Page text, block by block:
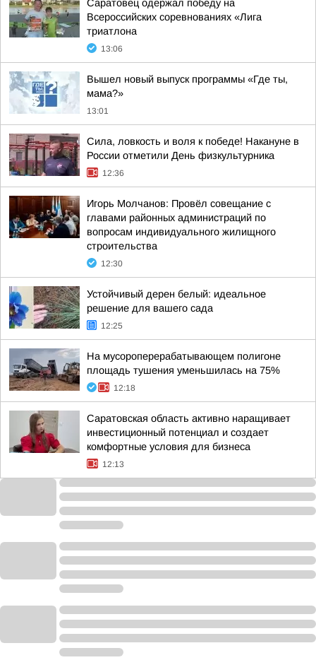
Саратовец одержал победу на
Всероссийских соревнованиях «Лига
триатлона
13:06
Вышел новый выпуск программы «Где ты,
мама?»
13:01
Сила, ловкость и воля к победе! Накануне в
России отметили День физкультурника
12:36
Игорь Молчанов: Провёл совещание с
главами районных администраций по
вопросам индивидуального жилищного
строительства
12:30
Устойчивый дерен белый: идеальное
решение для вашего сада
12:25
На мусороперерабатывающем полигоне
площадь тушения уменьшилась на 75%
12:18
Саратовская область активно наращивает
инвестиционный потенциал и создает
комфортные условия для бизнеса
12:13